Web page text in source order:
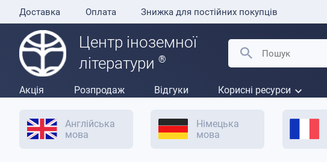
Доставка Оплата Знижка для постійних покупців
Центр іноземної
літератури ®
Акція Розпродаж Відгуки Корисні ресурси
Англійська
мова
Німецька
мова